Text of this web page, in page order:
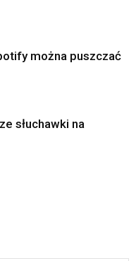
można puszczać
słuchawki na